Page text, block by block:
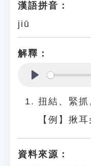
漢語拼音：
jiū
解釋：
扭結、緊抓
【例】揪
資料來源：